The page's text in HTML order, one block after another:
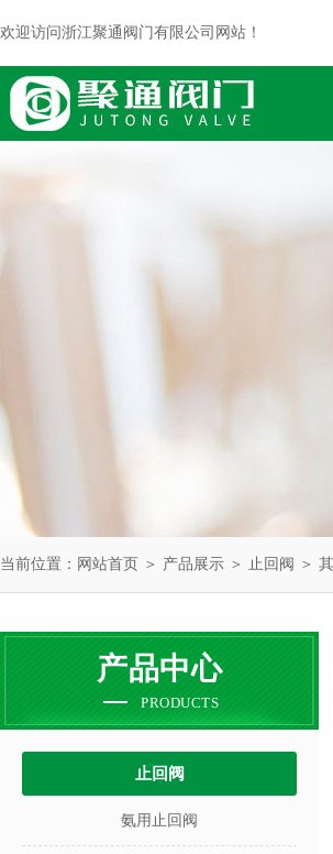
欢迎访问浙江聚通阀门有限公司网站！
当前位置： 网站首页 ＞ 产品展示 ＞ 止回阀 ＞
产品中心
PRODUCTS
止回阀
氨用止回阀